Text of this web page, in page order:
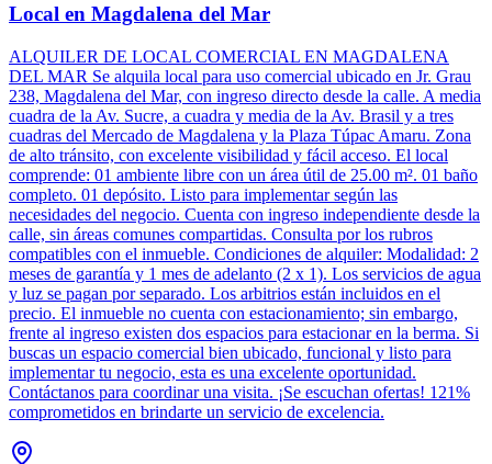
Local en Magdalena del Mar
ALQUILER DE LOCAL COMERCIAL EN MAGDALENA
DEL MAR Se alquila local para uso comercial ubicado en Jr. Grau
238, Magdalena del Mar, con ingreso directo desde la calle. A media
cuadra de la Av. Sucre, a cuadra y media de la Av. Brasil y a tres
cuadras del Mercado de Magdalena y la Plaza Túpac Amaru. Zona
de alto tránsito, con excelente visibilidad y fácil acceso. El local
comprende: 01 ambiente libre con un área útil de 25.00 m². 01 baño
completo. 01 depósito. Listo para implementar según las
necesidades del negocio. Cuenta con ingreso independiente desde la
calle, sin áreas comunes compartidas. Consulta por los rubros
compatibles con el inmueble. Condiciones de alquiler: Modalidad: 2
meses de garantía y 1 mes de adelanto (2 x 1). Los servicios de agua
y luz se pagan por separado. Los arbitrios están incluidos en el
precio. El inmueble no cuenta con estacionamiento; sin embargo,
frente al ingreso existen dos espacios para estacionar en la berma. Si
buscas un espacio comercial bien ubicado, funcional y listo para
implementar tu negocio, esta es una excelente oportunidad.
Contáctanos para coordinar una visita. ¡Se escuchan ofertas! 121%
comprometidos en brindarte un servicio de excelencia.